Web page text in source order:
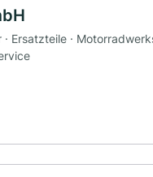
Ersatzteile ·